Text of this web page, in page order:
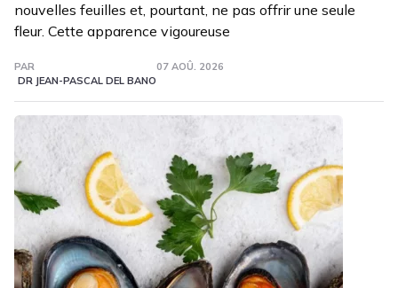
nouvelles feuilles et, pourtant, ne pas offrir une seule
fleur. Cette apparence vigoureuse
PAR
DR JEAN-PASCAL DEL BANO
07 AOÛ. 2026